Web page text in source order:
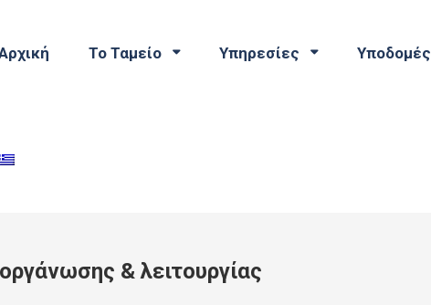
Το Ταμείο Υπηρεσίες Υποδομές
& λειτουργίας